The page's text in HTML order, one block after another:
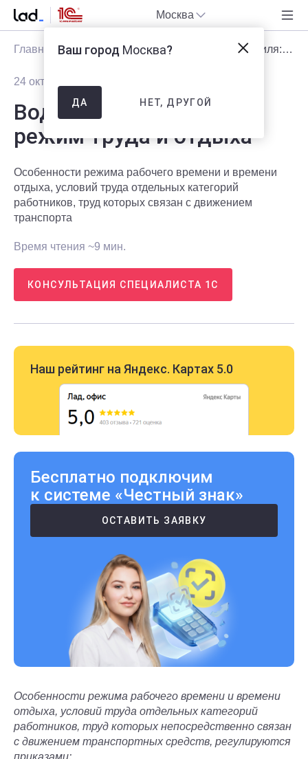
Москва
Главная Блог Статьи Водители автомобиля: режим труда и отдыха
24 октября 2014
Водители автомобиля:
режим труда и отдыха
Особенности режима рабочего времени и времени
отдыха, условий труда отдельных категорий
работников, труд которых связан с движением
транспорта
Время чтения ~9 мин.
КОНСУЛЬТАЦИЯ СПЕЦИАЛИСТА 1С
Наш рейтинг на Яндекс. Картах 5.0
Бесплатно подключим
к системе «Честный знак»
ОСТАВИТЬ ЗАЯВКУ
Особенности режима рабочего времени и времени
отдыха, условий труда отдельных категорий
работников, труд которых непосредственно связан
с движением транспортных средств, регулируются
приказами:
Ваш город Москва?
ДА НЕТ, ДРУГОЙ